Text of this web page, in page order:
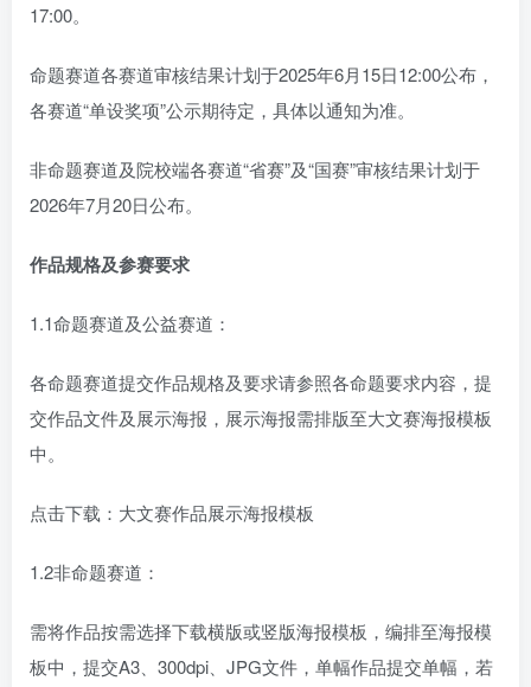
17:00。
命题赛道各赛道审核结果计划于2025年6月15日12:00公布，
各赛道“单设奖项”公示期待定，具体以通知为准。
非命题赛道及院校端各赛道“省赛”及“国赛”审核结果计划于
2026年7月20日公布。
作品规格及参赛要求
1.1命题赛道及公益赛道：
各命题赛道提交作品规格及要求请参照各命题要求内容，提
交作品文件及展示海报，展示海报需排版至大文赛海报模板
中。
点击下载：大文赛作品展示海报模板
1.2非命题赛道：
需将作品按需选择下载横版或竖版海报模板，编排至海报模
板中，提交A3、300dpi、JPG文件，单幅作品提交单幅，若